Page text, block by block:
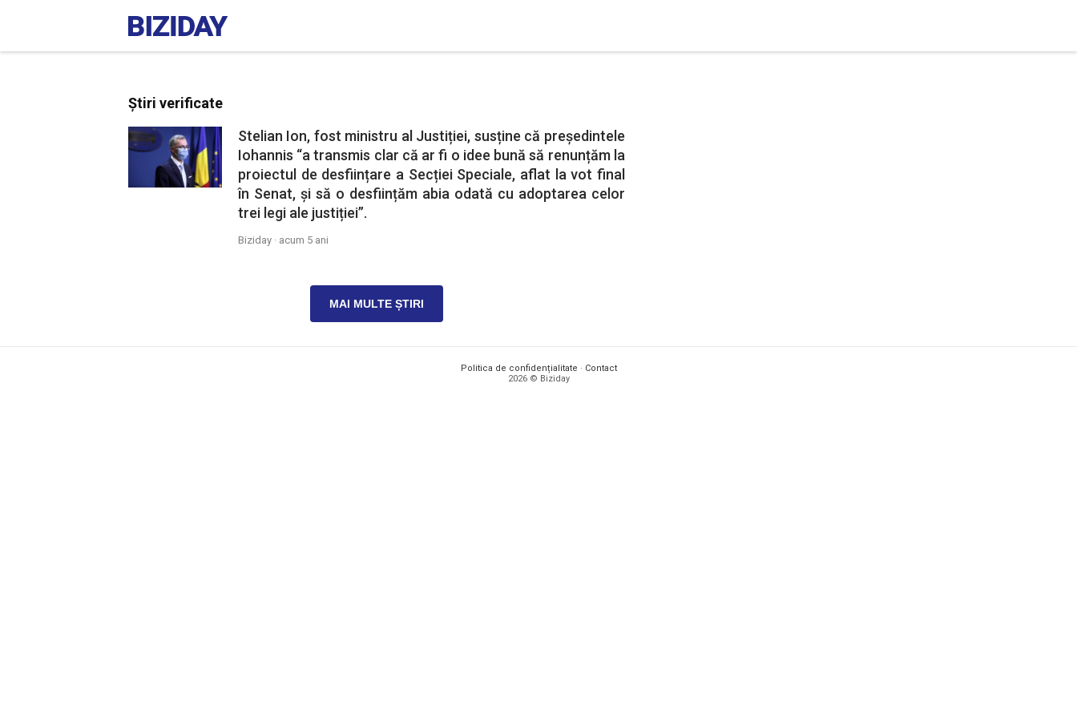
Știri verificate
Stelian Ion, fost ministru al Justiției, susține că președintele
Iohannis “a transmis clar că ar fi o idee bună să renunțăm la
proiectul de desființare a Secției Speciale, aflat la vot final
în Senat, și să o desființăm abia odată cu adoptarea celor
trei legi ale justiției”.
Biziday · acum 5 ani
MAI MULTE ȘTIRI
Politica de confidențialitate · Contact
2026 © Biziday